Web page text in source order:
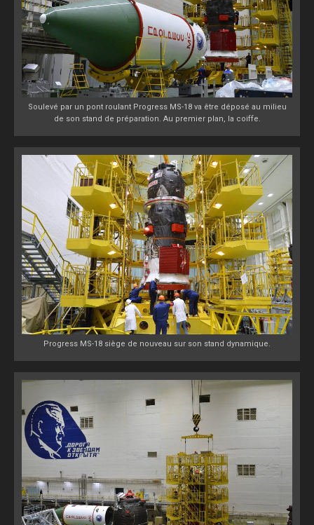
Soulevé par un pont roulant Progress MS-18 va être déposé au milieu
de son stand de préparation. Au premier plan, la coiffe.
Progress MS-18 siège de nouveau sur son stand dynamique.